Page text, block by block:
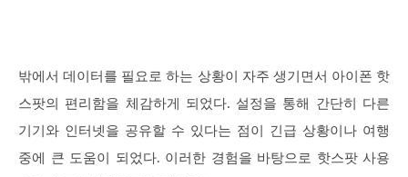
밖에서 데이터를 필요로 하는 상황이 자주 생기면서 아이폰 핫
스팟의 편리함을 체감하게 되었다. 설정을 통해 간단히 다른
기기와 인터넷을 공유할 수 있다는 점이 긴급 상황이나 여행
중에 큰 도움이 되었다. 이러한 경험을 바탕으로 핫스팟 사용